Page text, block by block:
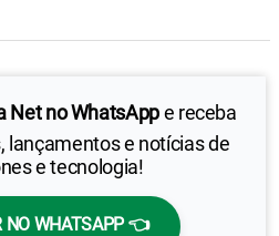
Net no WhatsAppe receba
lançamentos e notícias de
e tecnologia!
NO WHATSAPP 👈